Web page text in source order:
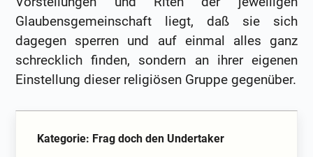
Glaubensgemeinschaft liegt, daß sie sich
dagegen sperren und auf einmal alles ganz
schrecklich finden, sondern an ihrer eigenen
Einstellung dieser religiösen Gruppe gegenüber.
Kategorie: Frag doch den Undertaker